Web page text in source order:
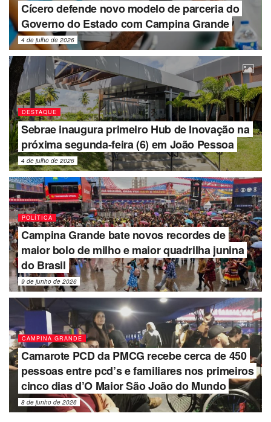
Cícero defende novo modelo de parceria do
Governo do Estado com Campina Grande
4 de julho de 2026
DESTAQUE
Sebrae inaugura primeiro Hub de Inovação na
próxima segunda-feira (6) em João Pessoa
4 de julho de 2026
POLÍTICA
Campina Grande bate novos recordes de
maior bolo de milho e maior quadrilha junina
do Brasil
9 de junho de 2026
CAMPINA GRANDE
Camarote PCD da PMCG recebe cerca de 450
pessoas entre pcd’s e familiares nos primeiros
cinco dias d’O Maior São João do Mundo
8 de junho de 2026